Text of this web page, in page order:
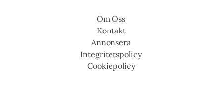
Om Oss
Kontakt
Annonsera
Integritetspolicy
Cookiepolicy